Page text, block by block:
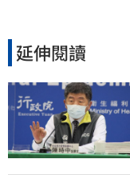
延伸閱讀